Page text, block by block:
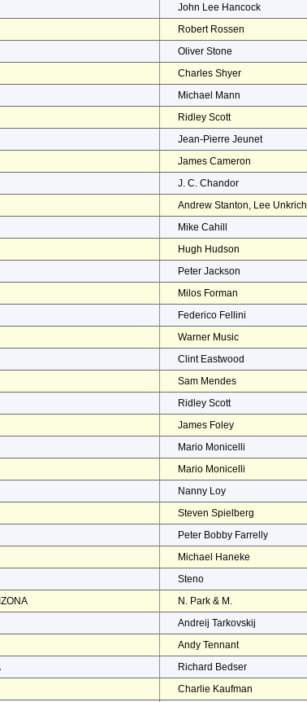
John Lee Hancock
Robert Rossen
Oliver Stone
Charles Shyer
Michael Mann
Ridley Scott
Jean-Pierre Jeunet
James Cameron
J. C. Chandor
Andrew Stanton, Lee Unkrich
Mike Cahill
Hugh Hudson
Peter Jackson
Milos Forman
Federico Fellini
Warner Music
Clint Eastwood
Sam Mendes
Ridley Scott
James Foley
Mario Monicelli
Mario Monicelli
Nanny Loy
Steven Spielberg
Peter Bobby Farrelly
Michael Haneke
Steno
N. Park & M.
Andreij Tarkovskij
Andy Tennant
Richard Bedser
Charlie Kaufman